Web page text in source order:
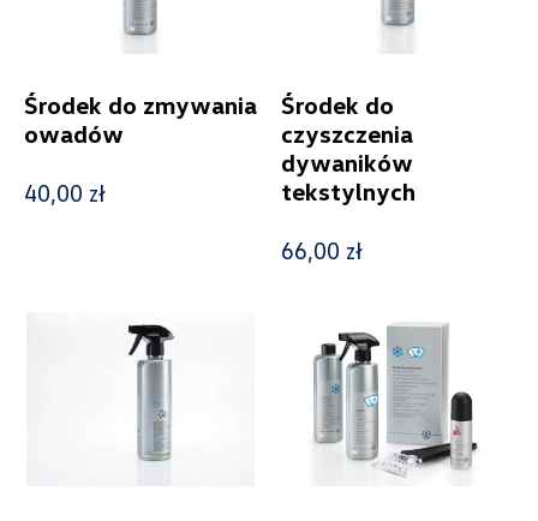
Promocja
Pokaż tylko dostępne
Wyczyść filtry
Środek do zmywania
owadów
40,00 zł
Środek do
czyszczenia
dywaników
tekstylnych
66,00 zł